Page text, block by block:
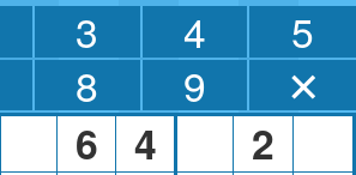
3 4
5
8 9 ✕
6 4
2